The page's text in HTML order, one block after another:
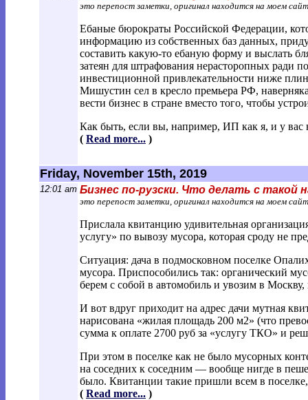
это перепост заметки, оригинал находится на моем
Ебаные бюрократы Российской Федерации,
информацию из собственных баз данных,
составить какую-то ебаную форму и выслать
затеян для штрафования нерасторопных ради
инвестиционной привлекательности ниже
Мишустин сел в кресло премьера РФ,
вести бизнес в стране вместо того, чтобы
Как быть, если вы, например, ИП как я, и у вас
( Read more... )
Friday, November 15th, 2019
12:01 am Бизнес по-рузски. Что делать с такой
это перепост заметки, оригинал находится на моем
Прислала квитанцию удивительная
услугу» по вывозу мусора, которая сроду не
Ситуация: дача в подмосковном поселке
мусора. Приспособились так: органический
берем с собой в автомобиль и увозим в
И вот вдруг приходит на адрес дачи мутная
нарисована «жилая площадь 200 м2» (что
сумма к оплате 2700 руб за «услугу ТКО» и
При этом в поселке как не было мусорных
на соседних к соседним — вообще нигде в
было. Квитанции такие пришли всем в
( Read more... )